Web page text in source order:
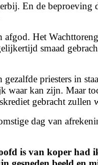
En de beproeving
Het
smaad
priesters in
kan zijn. Maar
gebracht
dag van
is van koper had